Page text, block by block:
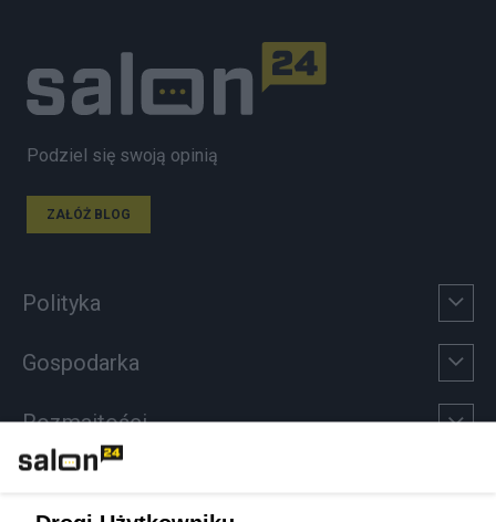
Podziel się swoją opinią
ZAŁÓŻ BLOG
Polityka
Gospodarka
Rozmaitości